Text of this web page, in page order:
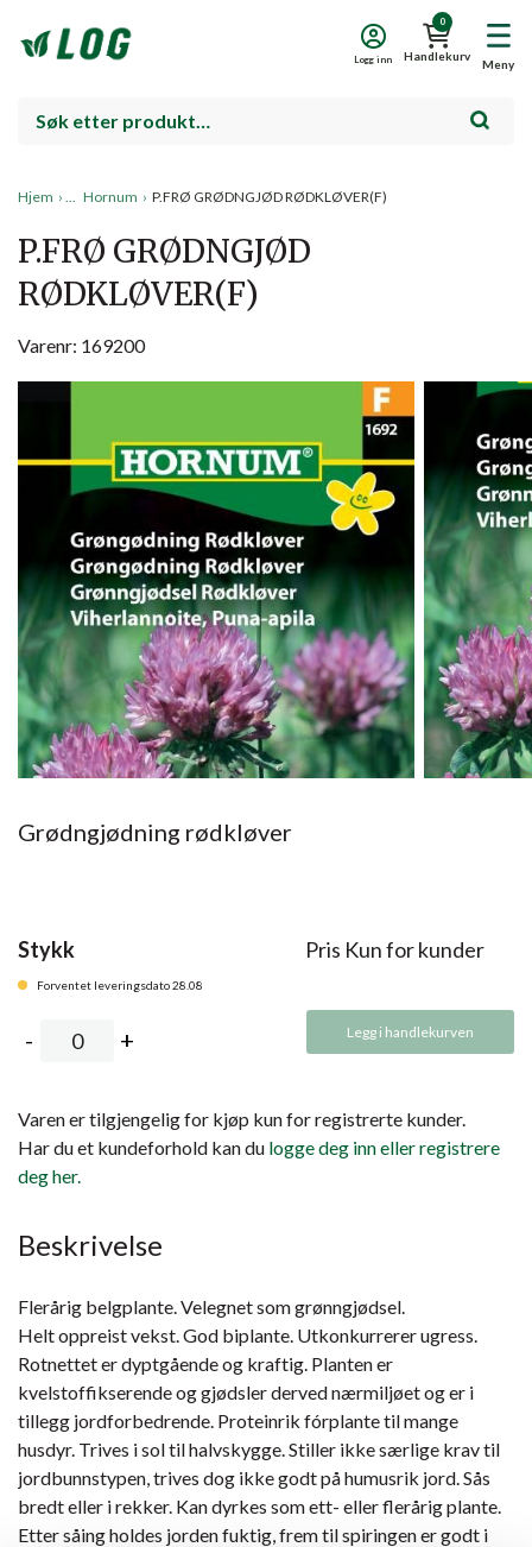
Meny
0
Handlekurv
Logg inn
Hjem › Hornum › P.FRØ GRØDNGJØD RØDKLØVER(F)
P.FRØ GRØDNGJØD
RØDKLØVER(F)
Varenr: 169200
Grødngjødning rødkløver
Stykk
Forventet leveringsdato 28.08
Pris Kun for kunder
Legg i handlekurven
Varen er tilgjengelig for kjøp kun for registrerte kunder.
Har du et kundeforhold kan du logge deg inn eller registrere
deg her.
Beskrivelse
Flerårig belgplante. Velegnet som grønngjødsel.
Helt oppreist vekst. God biplante. Utkonkurrerer ugress.
Rotnettet er dyptgående og kraftig. Planten er
kvelstoffikserende og gjødsler derved nærmiljøet og er i
tillegg jordforbedrende. Proteinrik fórplante til mange
husdyr. Trives i sol til halvskygge. Stiller ikke særlige krav til
jordbunnstypen, trives dog ikke godt på humusrik jord. Sås
bredt eller i rekker. Kan dyrkes som ett- eller flerårig plante.
Etter såing holdes jorden fuktig, frem til spiringen er godt i